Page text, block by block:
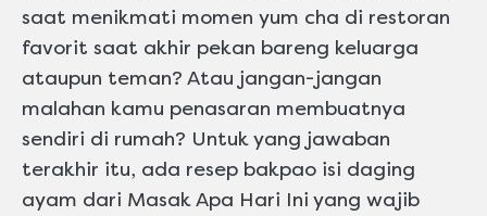
saat menikmati momen yum cha di restoran
favorit saat akhir pekan bareng keluarga
ataupun teman? Atau jangan-jangan
malahan kamu penasaran membuatnya
sendiri di rumah? Untuk yang jawaban
terakhir itu, ada resep bakpao isi daging
ayam dari Masak Apa Hari Ini yang wajib